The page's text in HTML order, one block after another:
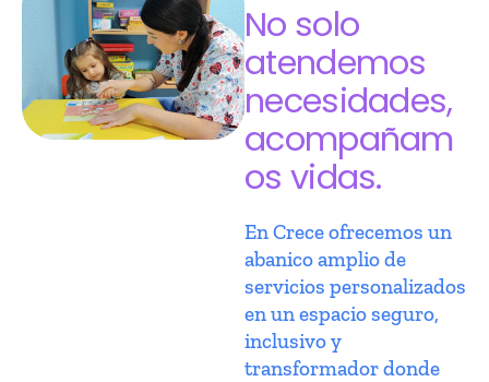
No solo
atendemos
necesidades,
acompañam
os vidas.
En Crece ofrecemos un
abanico amplio de
servicios personalizados
en un espacio seguro,
inclusivo y
transformador donde